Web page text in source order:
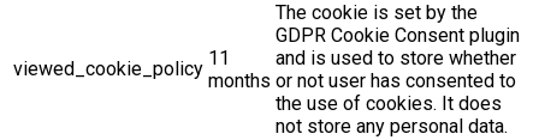
viewed_cookie_policy 11
months
The cookie is set by the
GDPR Cookie Consent plugin
and is used to store whether
or not user has consented to
the use of cookies. It does
not store any personal data.